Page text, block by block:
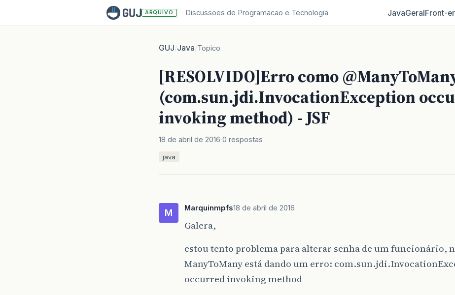
ARQUIVO Discussoes de Programacao e Tecnologia JavaGeral
GUJ/Java/Topico
[RESOLVIDO]Erro como
(com.sun.jdi.InvocationException
invoking method) - JSF
18 de abril de 2016 0 respostas
java
M Marquinmpfs18 de abril de 2016
Galera,
estou tento problema para alterar senha de um funcionário,
ManyToMany está dando um erro:
occurred invoking method